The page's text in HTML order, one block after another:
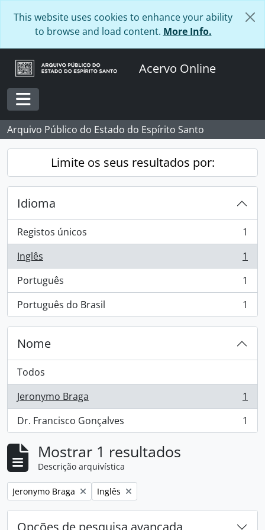
This website uses cookies to enhance your ability
to browse and load content. More Info.
Acervo Online
Toggle navigation
Arquivo Público do Estado do Espírito Santo
Limite os seus resultados por:
Idioma
Registos únicos
, 1 resultados
1
Inglês
, 1 resultados
1
Português
, 1 resultados
1
Português do Brasil
, 1 resultados 1
Nome
Todos
Jeronymo Braga
, 1 resultados
1
Dr. Francisco Gonçalves
, 1 resultados 1
Mostrar 1 resultados
Descrição arquivística
Remover filtro:
Jeronymo Braga Remover filtro:
Inglês
Opções de pesquisa avançada